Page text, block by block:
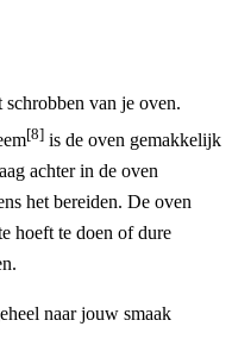
van je oven.
[8] is de oven gemakkelijk
achter in de oven
het bereiden. De oven
hoeft te doen of dure
naar jouw smaak